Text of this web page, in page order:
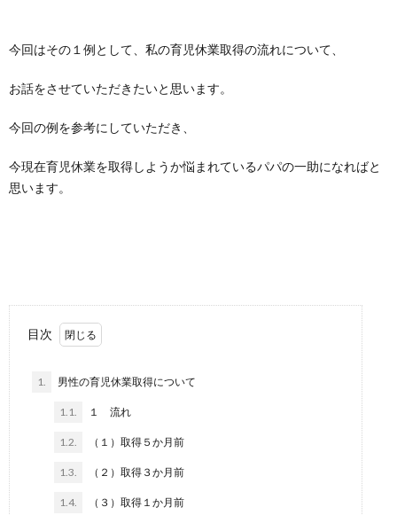
今回はその１例として、私の育児休業取得の流れについて、
お話をさせていただきたいと思います。
今回の例を参考にしていただき、
今現在育児休業を取得しようか悩まれているパパの一助になればと
思います。
目次
1. 男性の育児休業取得について
1.1. １ 流れ
1.2. （１）取得５か月前
1.3. （２）取得３か月前
1.4. （３）取得１か月前